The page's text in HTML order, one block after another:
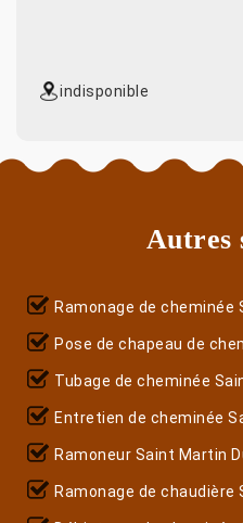
indisponible
Autres
Ramonage de cheminée
Pose de chapeau de
Tubage de cheminée
Entretien de cheminée
Ramoneur Saint Martin
Ramonage de chaudière